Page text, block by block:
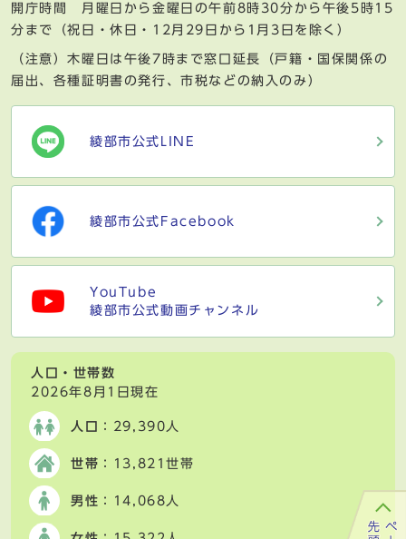
開庁時間 月曜日から金曜日の午前8時30分から午後5時15
分まで（祝日・休日・12月29日から1月3日を除く）
（注意）木曜日は午後7時まで窓口延長（戸籍・国保関係の
届出、各種証明書の発行、市税などの納入のみ）
綾部市公式LINE
綾部市公式Facebook
YouTube
綾部市公式動画チャンネル
人口・世帯数
2026年8月1日現在
人口 ：29,390人
世帯 ：13,821世帯
男性 ：14,068人